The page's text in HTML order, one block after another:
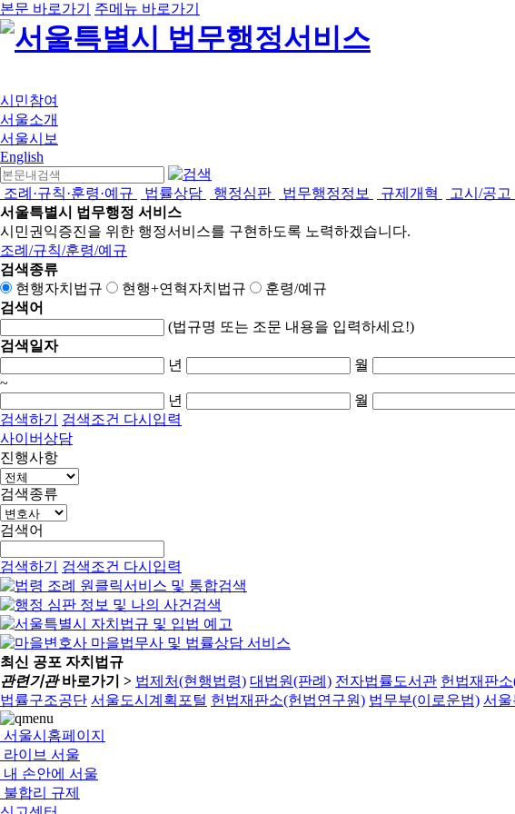
본문 바로가기 주메뉴 바로가기
시민참여
서울소개
서울시보
English
조례·규칙·훈령·예규 법률상담 행정심판 법무행정정보 규제개혁 고시/공고
서울특별시 법무행정 서비스
시민권익증진을 위한 행정서비스를 구현하도록 노력하겠습니다.
조례/규칙/훈령/예규
검색종류
현행자치법규
현행+연혁자치법규
훈령/예규
검색어
(법규명 또는 조문 내용을 입력하세요!)
검색일자
년
월
~
년
월
검색하기
검색조건 다시입력
사이버상담
진행사항
검색종류
검색어
검색하기 검색조건 다시입력
최신 공포 자치법규
관련기관바로가기 > 법제처(현행법령) 대법원(판례) 전자법률도서관 헌법재판
법률구조공단 서울도시계획포털 헌법재판소(헌법연구원) 법무부(이로운법) 서울
서울시홈페이지
라이브 서울
내 손안에 서울
불합리 규제